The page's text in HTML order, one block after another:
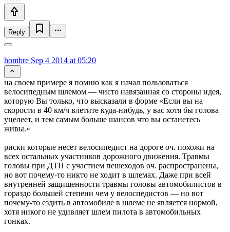
Reply
hombre Sep 4 2014 at 05:20
на своем примере я помню как я начал пользоваться
велосипедным шлемом — чисто навязанная со стороны идея,
которую Вы только, что высказали в форме «Если вы на
скорости в 40 км/ч влетите куда-нибудь, у вас хотя бы голова
уцелеет, и тем самым больше шансов что вы останетесь
живы.»
риски которые несет велосипедист на дороге оч. похожи на
всех остальных участников дорожного движения. Травмы
головы при ДТП с участием пешеходов оч. распространены,
но вот почему-то никто не ходит в шлемах. Даже при всей
внутренней защищенности травмы головы автомобилистов в
гораздо большей степени чем у велоспедистов — но вот
почему-то ездить в автомобиле в шлеме не является нормой,
хотя никого не удивляет шлем пилота в автомобильных
гонках.